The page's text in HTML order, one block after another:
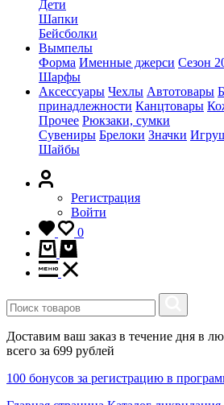
Дети
Шапки
Бейсболки
Вымпелы
Форма Именные джерси Сезон
Шарфы
Аксессуары Чехлы Автотовары
принадлежности Канцтовары
Прочее Рюкзаки, сумки
Сувениры Брелоки Значки
Шайбы
Регистрация
Войти
0
Доставим ваш заказ в течение дня в
всего за 699 рублей
100 бонусов за регистрацию в